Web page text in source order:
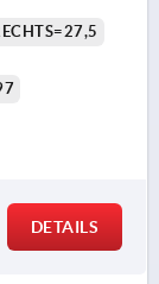
DETAILS